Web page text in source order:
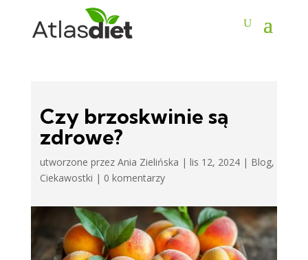
Czy brzoskwinie są
zdrowe?
utworzone przezAnia Zielińska |lis 12, 2024 | Blog,
Ciekawostki | 0 komentarzy